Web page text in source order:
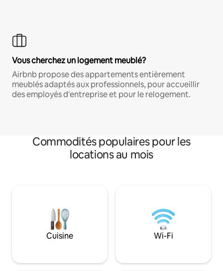
Vous cherchez un logement meublé?
Airbnb propose des appartements entièrement
meublés adaptés aux professionnels, pour accueillir
des employés d'entreprise et pour le relogement.
Commodités populaires pour les
locations au mois
Cuisine Wi-Fi